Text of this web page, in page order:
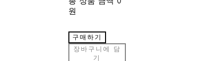
원
구매하기
장바구니에 담
기